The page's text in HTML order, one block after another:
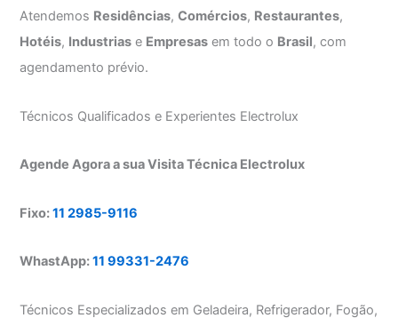
Atendemos Residências,Comércios, Restaurantes,
Hotéis, Industrias e Empresas em todo o Brasil, com
agendamento prévio.
Técnicos Qualificados e Experientes Electrolux
Agende Agora a sua Visita Técnica Electrolux
Fixo:11 2985-9116
WhastApp:11 99331-2476
Técnicos Especializados em Geladeira, Refrigerador, Fogão,